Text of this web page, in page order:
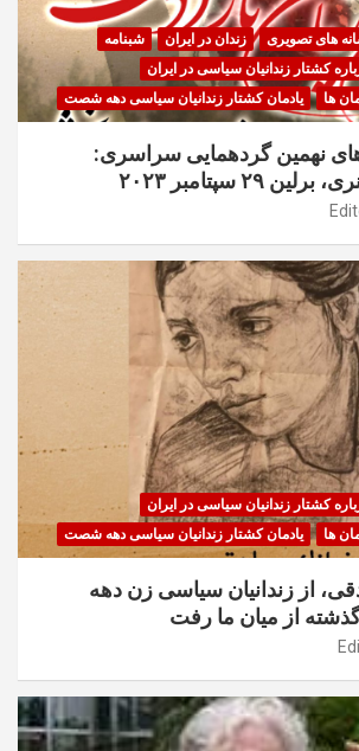
های تصویری زندان در ایران
شبنامه
کشتار زندانیان سیاسی در ایران
ها یادمان کشتار زندانیان سیاسی دهه شصت
نهمین گردهمایی سراسری:
۲۹ سپتامبر ۲۰۲۳
کشتار زندانیان سیاسی در ایران
ها یادمان کشتار زندانیان سیاسی دهه شصت
از زندانیان سیاسی زن دهه
از میان ما رفت